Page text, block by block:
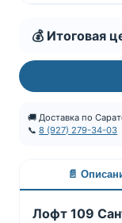
💰 Итоговая
🚚 Доставка по
📞8 (927) 279-34-03
📄
Лофт 109